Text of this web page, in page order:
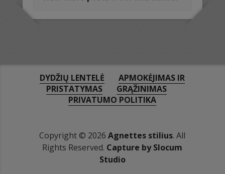
DYDŽIŲ LENTELĖ
APMOKĖJIMAS IR
PRISTATYMAS
GRĄŽINIMAS
PRIVATUMO POLITIKA
Copyright © 2026Agnettes stilius. All
Rights Reserved. Capture by Slocum
Studio